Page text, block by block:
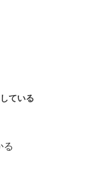
ている
る